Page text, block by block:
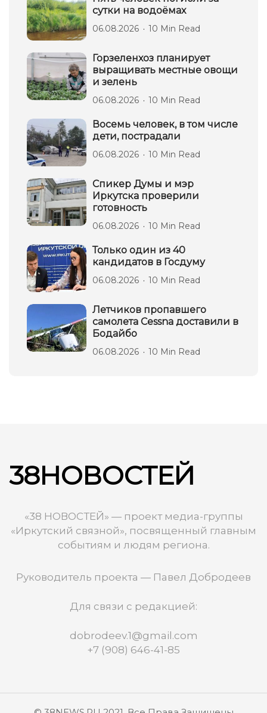
сутки на водоёмах
06.08.2026 10 Min Read
Горзеленхоз планирует
выращивать местные овощи
и зелень
06.08.2026 10 Min Read
Восемь человек, в том числе
дети, пострадали
06.08.2026 10 Min Read
Спикер Думы и мэр
Иркутска проверили
готовность
06.08.2026 10 Min Read
Только один из 40
кандидатов в Госдуму
06.08.2026 10 Min Read
Летчиков пропавшего
самолета Cessna доставили в
Бодайбо
06.08.2026 10 Min Read
38НОВОСТЕЙ
«38 НОВОСТЕЙ» — проект медиа-группы
«Иркутский связной», посвященный главным
событиям и людям региона.
Руководитель проекта — Павел Добродеев
Для связи с редакцией:
dobrodeev.1@gmail.com
+7 (908) 646-41-85